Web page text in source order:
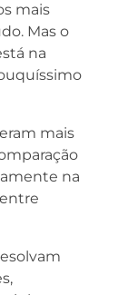
mais
Mas o
na
mais
na